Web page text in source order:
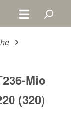
Mio
(320)